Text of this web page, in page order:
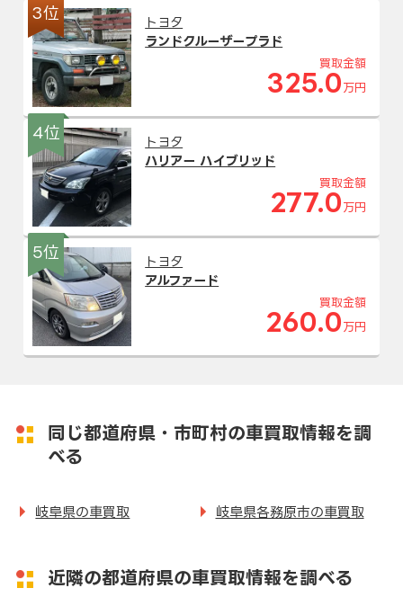
3位
トヨタ
ランドクルーザープラド
買取金額
325.0 万円
4位
トヨタ
ハリアー ハイブリッド
買取金額
277.0 万円
5位
トヨタ
アルファード
買取金額
260.0 万円
同じ都道府県・市町村の車買取情報を調
べる
岐阜県の車買取 岐阜県各務原市の車買取
近隣の都道府県の車買取情報を調べる